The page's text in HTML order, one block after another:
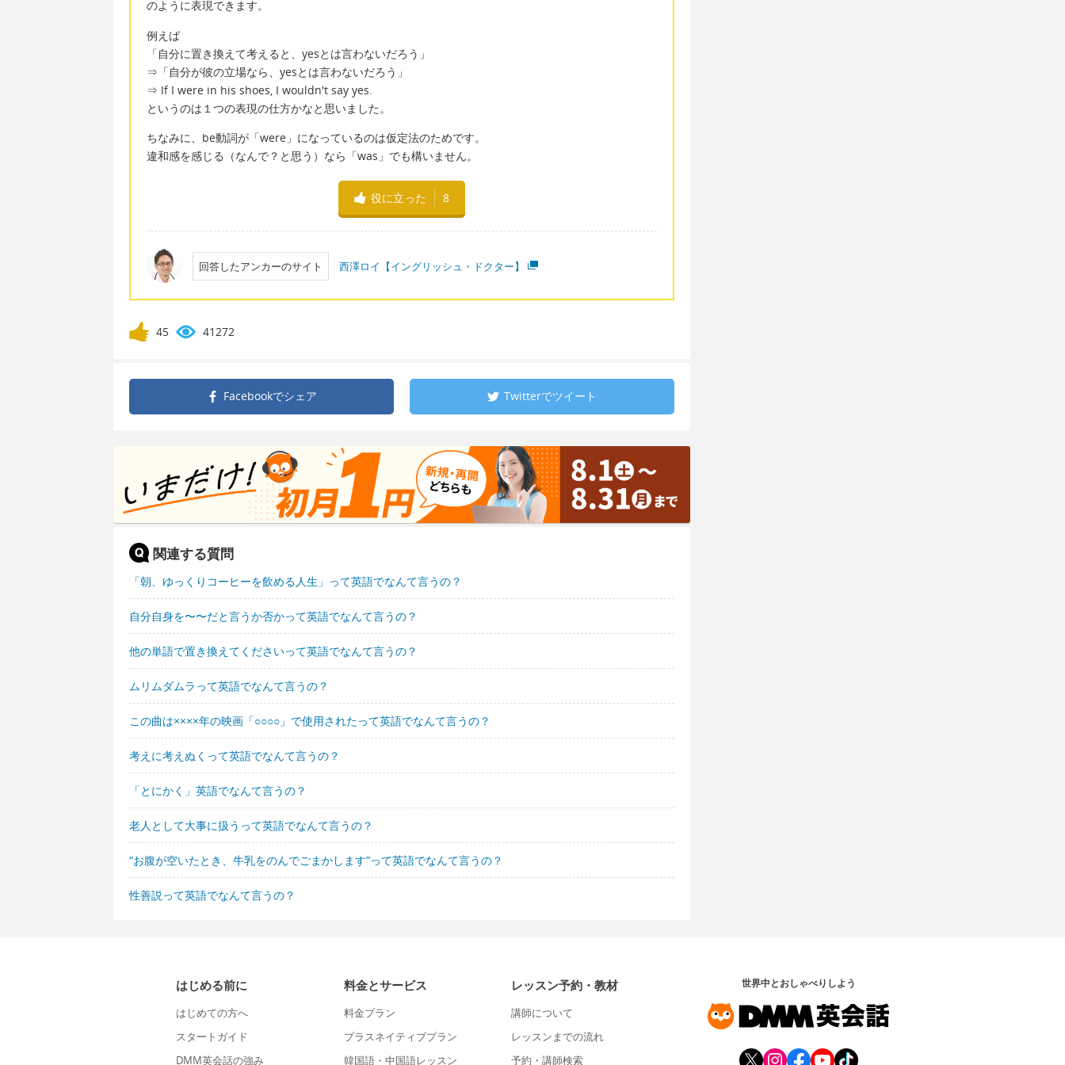
のように表現できます。
例えば
「自分に置き換えて考えると、yesとは言わないだろう」
⇒「自分が彼の立場なら、yesとは言わないだろう」
⇒ If I were in his shoes, I wouldn't say yes.
というのは１つの表現の仕方かなと思いました。
ちなみに、be動詞が「were」になっているのは仮定法のためです。
違和感を感じる（なんで？と思う）なら「was」でも構いません。
役に立った 8
回答したアンカーのサイト 西澤ロイ【イングリッシュ・ドクター】
45 41272
Facebookでシェア Twitterでツイート
関連する質問
「朝、ゆっくりコーヒーを飲める人生」って英語でなんて言うの？
自分自身を〜〜だと言うか否かって英語でなんて言うの？
他の単語で置き換えてくださいって英語でなんて言うの？
ムリムダムラって英語でなんて言うの？
この曲は××××年の映画「○○○○」で使用されたって英語でなんて言うの？
考えに考えぬくって英語でなんて言うの？
「とにかく」英語でなんて言うの？
老人として大事に扱うって英語でなんて言うの？
“お腹が空いたとき、牛乳をのんでごまかします”って英語でなんて言うの？
性善説って英語でなんて言うの？
はじめる前に
はじめての方へ
スタートガイド
DMM英会話の強み
料金とサービス
料金プラン
プラスネイティブプラン
韓国語・中国語レッスン
レッスン予約・教材
講師について
レッスンまでの流れ
予約・講師検索
世界中とおしゃべりしよう